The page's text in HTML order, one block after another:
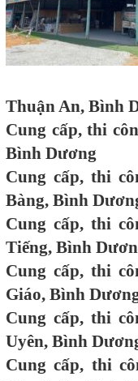
Thuận An, Bình
Cung cấp, thi
Bình Dương
Cung cấp, thi
Bàng, Bình
Cung cấp, thi
Tiếng, Bình
Cung cấp, thi
Giáo, Bình
Cung cấp, thi
Uyên, Bình
Cung cấp, thi